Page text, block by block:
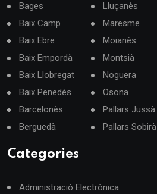
Bages
Baix Camp
Baix Ebre
Baix Empordà
Baix Llobregat
Baix Penedès
Barcelonès
Berguedà
Lluçanès
Maresme
Moianès
Montsià
Noguera
Osona
Pallars Jussà
Pallars Sobirà
Categories
Administració Electrònica